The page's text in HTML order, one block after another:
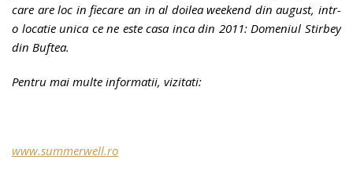
care are loc in fiecare an in al doilea weekend din august, intr-
o locatie unica ce ne este casa inca din 2011: Domeniul Stirbey
din Buftea.
Pentru mai multe informatii, vizitati:
www.summerwell.ro